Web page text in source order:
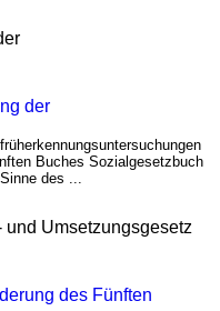
der
Buches Sozialgesetzbuch
des ...
Umsetzungsgesetz
des Fünften